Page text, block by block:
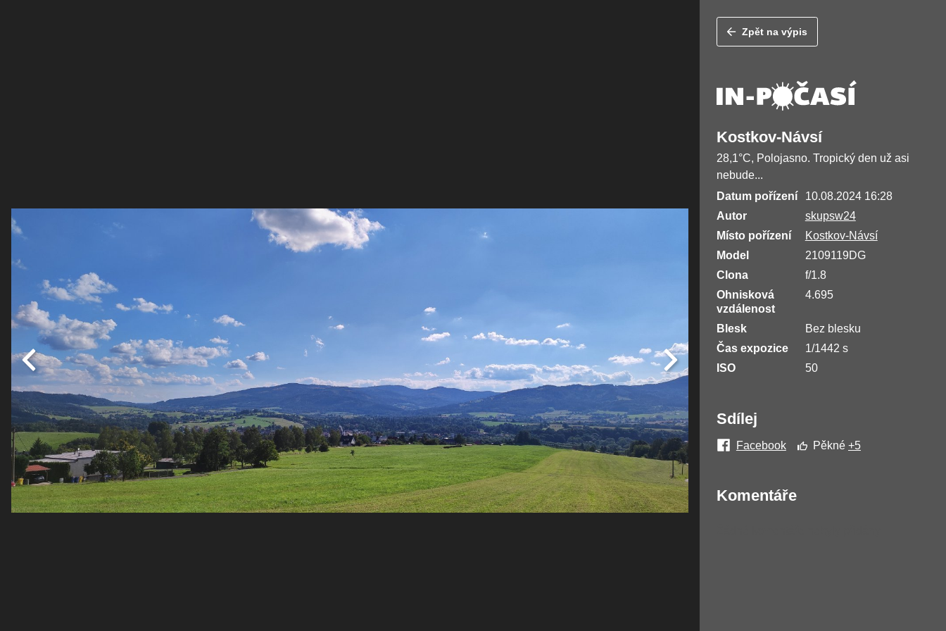
Zpět na výpis
Kostkov-Návsí
28,1°C, Polojasno. Tropický den už asi
nebude...
Datum pořízení
10.08.2024 16:28
Autor
skupsw24
Místo pořízení
Kostkov-Návsí
Model
2109119DG
Clona
f/1.8
Ohnisková
vzdálenost
4.695
Blesk
Bez blesku
Čas expozice
1/1442 s
ISO
50
Sdílej
Facebook Pěkné +5
Komentáře